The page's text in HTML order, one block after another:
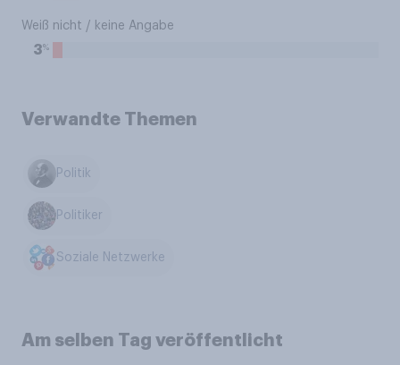
Weiß nicht / keine Angabe
3%
Verwandte Themen
Politik
Politiker
Soziale Netzwerke
Am selben Tag veröffentlicht